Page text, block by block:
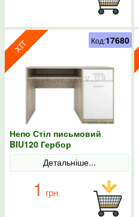
Непо Стіл письмовий
BIU120 Гербор
Детальніше...
1 грн.
Код:17680